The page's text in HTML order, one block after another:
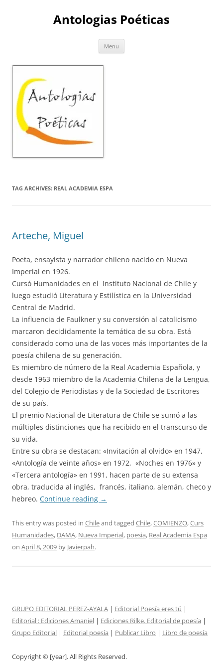
Antologias Poéticas
Menu
TAG ARCHIVES: REAL ACADEMIA ESPA
Arteche, Miguel
Poeta, ensayista y narrador chileno nacido en Nueva
Imperial en 1926.
Cursó Humanidades en el Instituto Nacional de Chile y
luego estudió Literatura y Estilística en la Universidad
Central de Madrid.
La influencia de Faulkner y su conversión al catolicismo
marcaron decididamente la temática de su obra. Está
considerado como una de las voces más importantes de la
poesía chilena de su generación.
Es miembro de número de la Real Academia Española, y
desde 1963 miembro de la Academia Chilena de la Lengua,
del Colegio de Periodistas y de la Sociedad de Escritores
de su país.
El premio Nacional de Literatura de Chile se sumó a las
múltiples distinciones que ha recibido en el transcurso de
su vida.
Entre su obra se destacan: «Invitación al olvido» en 1947,
«Antología de veinte años» en 1972, «Noches en 1976» y
«Tercera antología» en 1991, hacen parte de su extensa
obra, traducida al inglés, francés, italiano, alemán, checo y
hebreo. Continue reading →
This entry was posted in Chileand tagged Chile,COMIENZO,Curs
Humanidades, DAMA, Nueva Imperial, poesia, Real Academia Espa
on April 8, 2009 by Javierpah.
GRUPO EDITORIAL PEREZ-AYALA | Editorial Poesía eres tú |
Editorial : Ediciones Amaniel | Ediciones Rilke. Editorial de poesía |
Grupo Editorial | Editorial poesía | Publicar Libro | Libro de poesía
Copyright © [year]. All Rights Reserved.